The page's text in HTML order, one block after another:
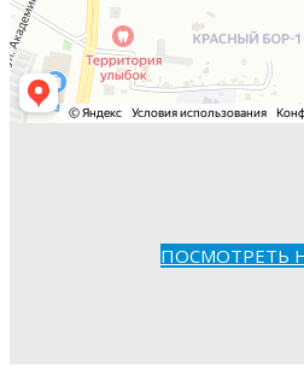
ПОСМОТРЕТЬ